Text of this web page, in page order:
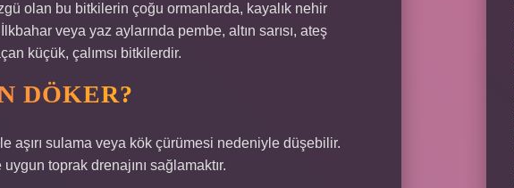
olan bu bitkilerin çoğu ormanlarda, kayalık nehir
veya yaz aylarında pembe, altın sarısı, ateş
küçük, çalımsı bitkilerdir.
DÖKER?
aşırı sulama veya kök çürümesi nedeniyle düşebilir.
toprak drenajını sağlamaktır.